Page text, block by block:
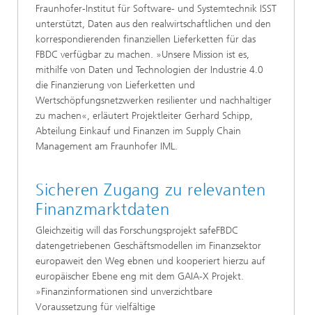
Fraunhofer-Institut für Software- und Systemtechnik ISST
unterstützt, Daten aus den realwirtschaftlichen und den
korrespondierenden finanziellen Lieferketten für das
FBDC verfügbar zu machen. »Unsere Mission ist es,
mithilfe von Daten und Technologien der Industrie 4.0
die Finanzierung von Lieferketten und
Wertschöpfungsnetzwerken resilienter und nachhaltiger
zu machen«, erläutert Projektleiter Gerhard Schipp,
Abteilung Einkauf und Finanzen im Supply Chain
Management am Fraunhofer IML.
Sicheren Zugang zu relevanten
Finanzmarktdaten
Gleichzeitig will das Forschungsprojekt safeFBDC
datengetriebenen Geschäftsmodellen im Finanzsektor
europaweit den Weg ebnen und kooperiert hierzu auf
europäischer Ebene eng mit dem GAIA-X Projekt.
»Finanzinformationen sind unverzichtbare
Voraussetzung für vielfältige